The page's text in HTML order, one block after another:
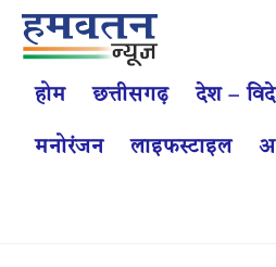
होम छत्तीसगढ़ देश –
मनोरंजन लाइफस्टाइल